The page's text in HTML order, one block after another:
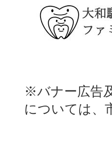
※バナー広告
については、